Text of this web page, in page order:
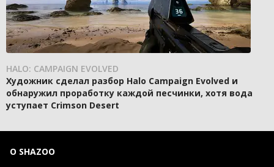
HALO: CAMPAIGN EVOLVED
Художник сделал разбор Halo Campaign Evolved и
обнаружил проработку каждой песчинки, хотя вода
уступает Crimson Desert
О SHAZOO